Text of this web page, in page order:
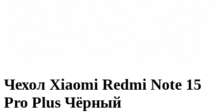
Чехол Xiaomi Redmi Note 15
Pro Plus Чёрный